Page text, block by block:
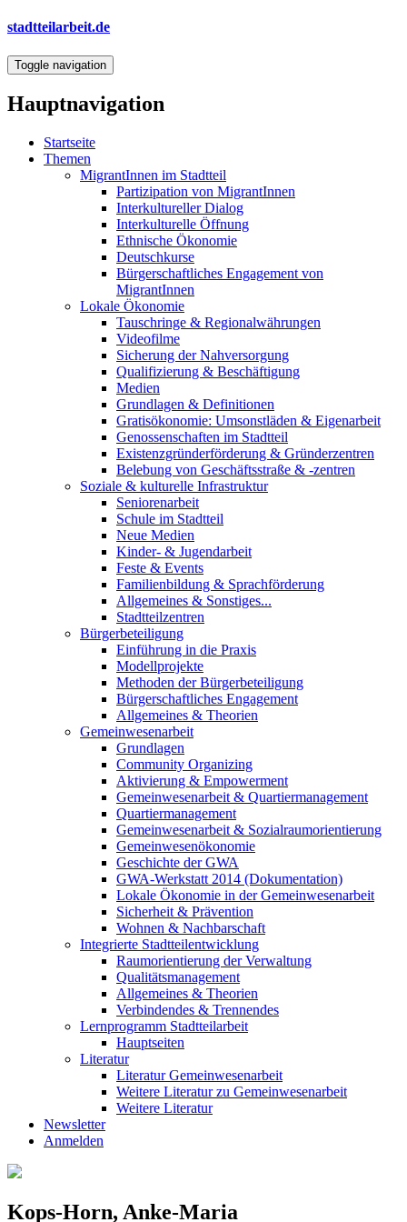
Direkt
Inhalt
stadtteilarbeit.de
Toggle navigation
Hauptnavigation
Startseite
Themen
MigrantInnen im Stadtteil
Partizipation von MigrantInnen
Interkultureller Dialog
Interkulturelle Öffnung
Ethnische Ökonomie
Deutschkurse
Bürgerschaftliches Engagement von
MigrantInnen
Lokale Ökonomie
Tauschringe & Regionalwährungen
Videofilme
Sicherung der Nahversorgung
Qualifizierung & Beschäftigung
Medien
Grundlagen & Definitionen
Gratisökonomie: Umsonstläden & Eigenarbeit
Genossenschaften im Stadtteil
Existenzgründerförderung & Gründerzentren
Belebung von Geschäftsstraße & -zentren
Soziale & kulturelle Infrastruktur
Seniorenarbeit
Schule im Stadtteil
Neue Medien
Kinder- & Jugendarbeit
Feste & Events
Familienbildung & Sprachförderung
Allgemeines & Sonstiges...
Stadtteilzentren
Bürgerbeteiligung
Einführung in die Praxis
Modellprojekte
Methoden der Bürgerbeteiligung
Bürgerschaftliches Engagement
Allgemeines & Theorien
Gemeinwesenarbeit
Grundlagen
Community Organizing
Aktivierung & Empowerment
Gemeinwesenarbeit & Quartiermanagement
Quartiermanagement
Gemeinwesenarbeit & Sozialraumorientierung
Gemeinwesenökonomie
Geschichte der GWA
GWA-Werkstatt 2014 (Dokumentation)
Lokale Ökonomie in der Gemeinwesenarbeit
Sicherheit & Prävention
Wohnen & Nachbarschaft
Integrierte Stadtteilentwicklung
Raumorientierung der Verwaltung
Qualitätsmanagement
Allgemeines & Theorien
Verbindendes & Trennendes
Lernprogramm Stadtteilarbeit
Hauptseiten
Literatur
Literatur Gemeinwesenarbeit
Weitere Literatur zu Gemeinwesenarbeit
Weitere Literatur
Newsletter
Anmelden
Kops-Horn, Anke-Maria